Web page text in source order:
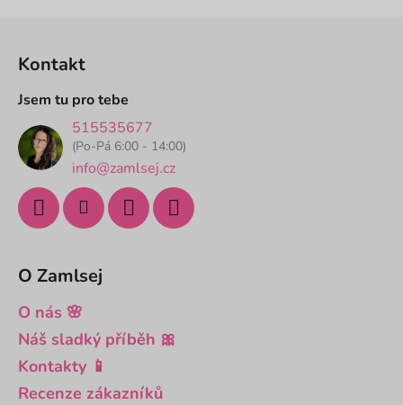
Kontakt
Jsem tu pro tebe
515535677
(Po-Pá 6:00 - 14:00)
info@zamlsej.cz
O Zamlsej
O nás 🌸
Náš sladký příběh 🎀
Kontakty 📱
Recenze zákazníků